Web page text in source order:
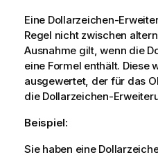
Eine Dollarzeichen-
Regel nicht zwischen
Ausnahme gilt, wenn die
eine Formel enthält. Diese
ausgewertet, der für das
die Dollarzeichen-
Beispiel:
Sie haben eine